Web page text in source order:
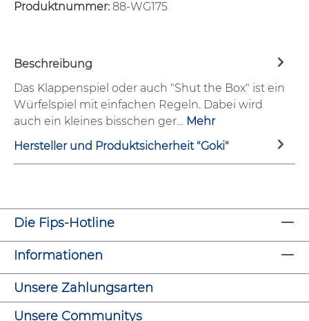
Produktnummer: 88-WG175
Beschreibung
Das Klappenspiel oder auch "Shut the Box" ist ein
Würfelspiel mit einfachen Regeln. Dabei wird
auch ein kleines bisschen ger… Mehr
Hersteller und Produktsicherheit "Goki"
Die Fips-Hotline
Informationen
Unsere Zahlungsarten
Unsere Communitys